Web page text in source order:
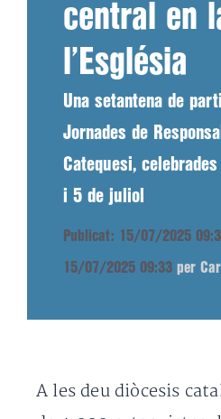
central en
l’Església
Una setantena de
Jornades de
Catequesi,
i 5 de juliol
Publicat: 15/07/2025
15/07/2025 09:33 per
A les deu diòcesis